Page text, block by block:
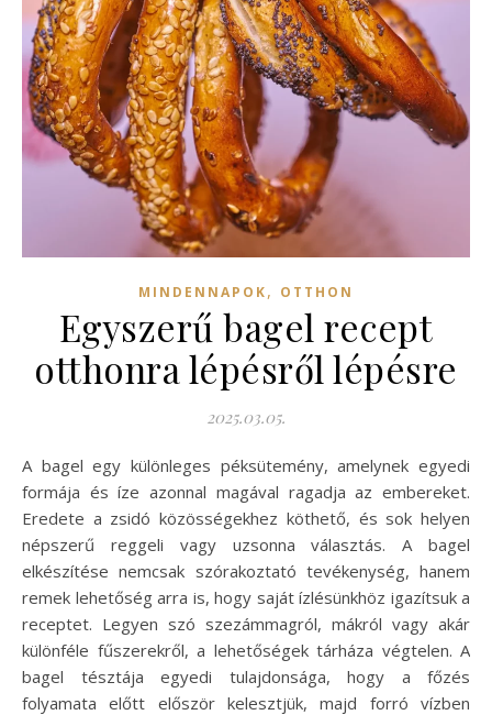
MINDENNAPOK, OTTHON
Egyszerű bagel recept
otthonra lépésről lépésre
2025.03.05.
A bagel egy különleges péksütemény, amelynek egyedi
formája és íze azonnal magával ragadja az embereket.
Eredete a zsidó közösségekhez köthető, és sok helyen
népszerű reggeli vagy uzsonna választás. A bagel
elkészítése nemcsak szórakoztató tevékenység, hanem
remek lehetőség arra is, hogy saját ízlésünkhöz igazítsuk a
receptet. Legyen szó szezámmagról, mákról vagy akár
különféle fűszerekről, a lehetőségek tárháza végtelen. A
bagel tésztája egyedi tulajdonsága, hogy a főzés
folyamata előtt először kelesztjük, majd forró vízben